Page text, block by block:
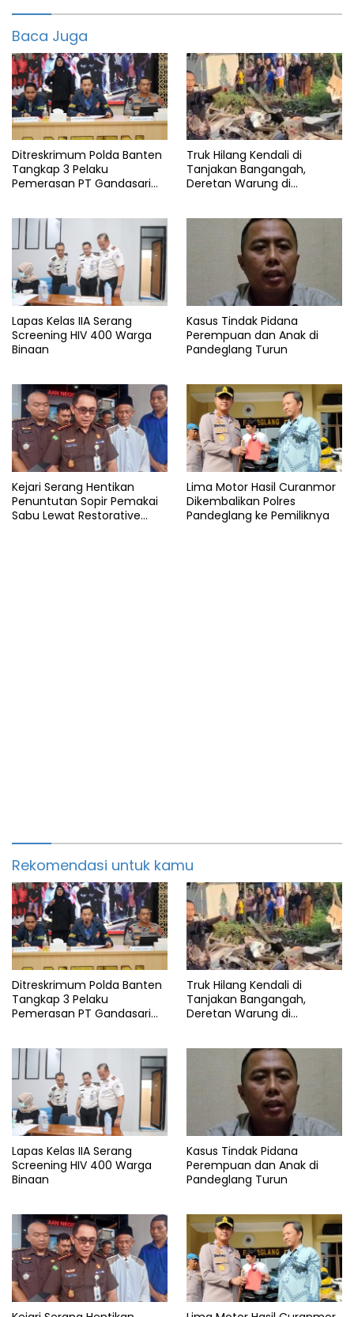
Bom
Cimanggu
featured
Ikan
info
banten
Info
Ledakan
Polda
Polres
Pandeglang
Polsek
Sosok
Baca Juga
Ditreskrimum Polda Banten
Tangkap 3 Pelaku
Pemerasan PT Gandasari
Truk Hilang Kendali di
Tanjakan Bangangah,
Deretan Warung di
Lapas Kelas IIA Serang
Screening HIV 400 Warga
Binaan
Kasus Tindak Pidana
Perempuan dan Anak di
Pandeglang Turun
Kejari Serang Hentikan
Penuntutan Sopir Pemakai
Sabu Lewat Restorative
Lima Motor Hasil Curanmor
Dikembalikan Polres
Pandeglang ke Pemiliknya
Rekomendasi untuk kamu
Ditreskrimum Polda Banten
Tangkap 3 Pelaku
Pemerasan PT Gandasari
Truk Hilang Kendali di
Tanjakan Bangangah,
Deretan Warung di
Lapas Kelas IIA Serang
Screening HIV 400 Warga
Binaan
Kasus Tindak Pidana
Perempuan dan Anak di
Pandeglang Turun